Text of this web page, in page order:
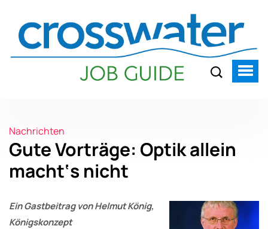
Nachrichten
Gute Vorträge: Optik allein
macht‘s nicht
Ein Gastbeitrag von Helmut König,
Königskonzept